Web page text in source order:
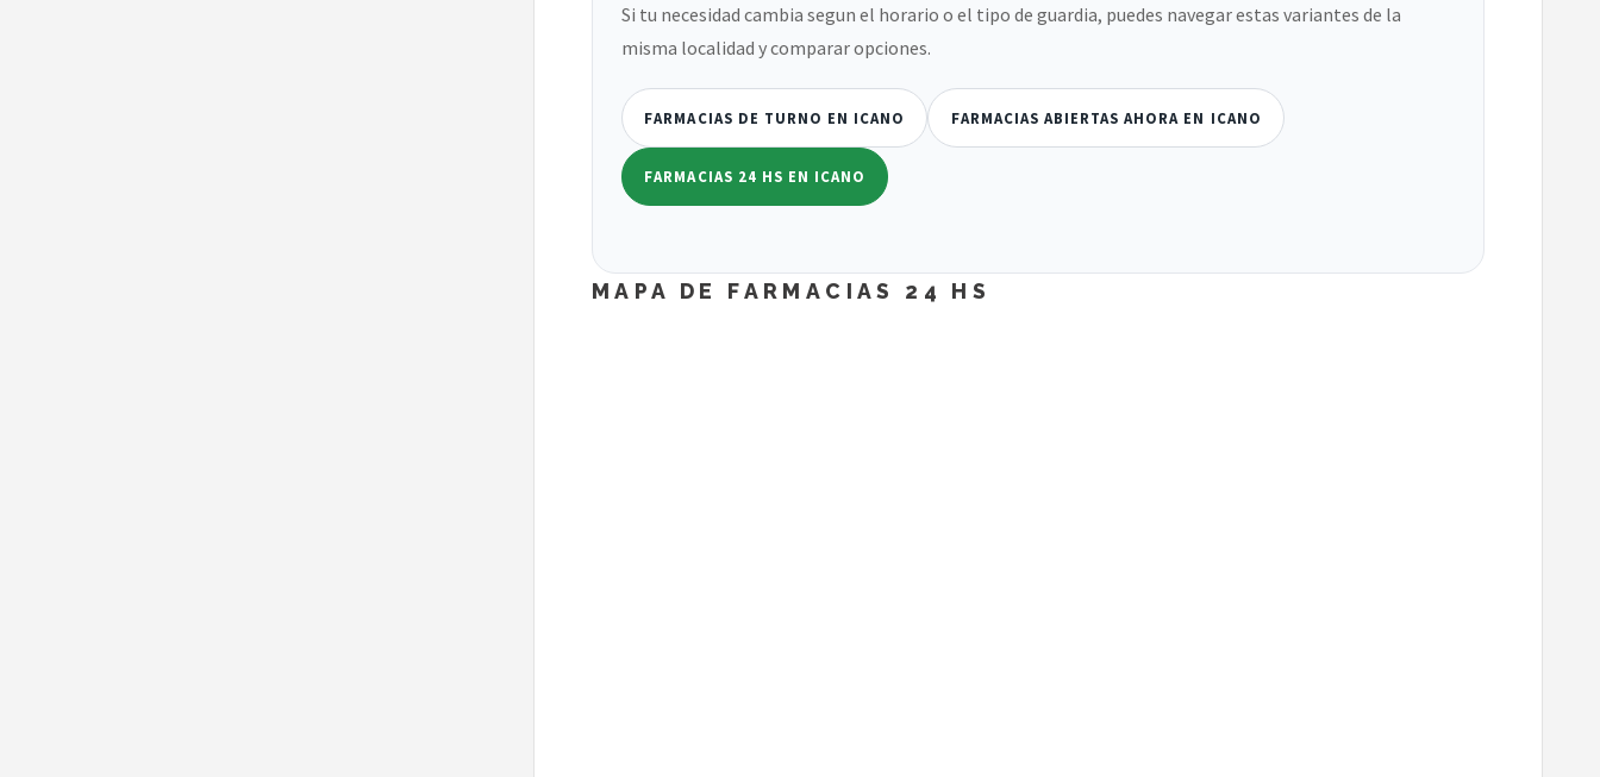
Si tu necesidad cambia segun el horario o el tipo de guardia, puedes navegar estas variantes de la
misma localidad y comparar opciones.
FARMACIAS DE TURNO EN ICANO FARMACIAS ABIERTAS AHORA EN ICANO
FARMACIAS 24 HS EN ICANO
MAPA DE FARMACIAS 24 HS